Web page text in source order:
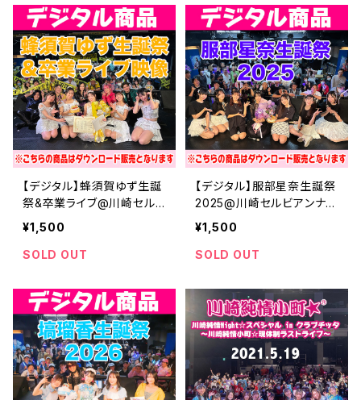
【デジタル】蜂須賀ゆず生誕
祭&卒業ライブ@川崎セル
ビアンナイト
¥1,500
SOLD OUT
【デジタル】服部星奈生誕祭
2025@川崎セルビアンナイ
ト
¥1,500
SOLD OUT